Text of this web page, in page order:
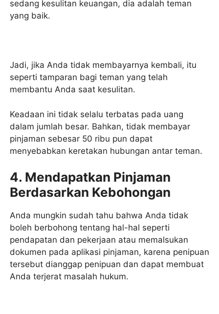
sedang kesulitan keuangan, dia adalah teman
yang baik.
Jadi, jika Anda tidak membayarnya kembali, itu
seperti tamparan bagi teman yang telah
membantu Anda saat kesulitan.
Keadaan ini tidak selalu terbatas pada uang
dalam jumlah besar. Bahkan, tidak membayar
pinjaman sebesar 50 ribu pun dapat
menyebabkan keretakan hubungan antar teman.
4. Mendapatkan Pinjaman
Berdasarkan Kebohongan
Anda mungkin sudah tahu bahwa Anda tidak
boleh berbohong tentang hal-hal seperti
pendapatan dan pekerjaan atau memalsukan
dokumen pada aplikasi pinjaman, karena penipuan
tersebut dianggap penipuan dan dapat membuat
Anda terjerat masalah hukum.